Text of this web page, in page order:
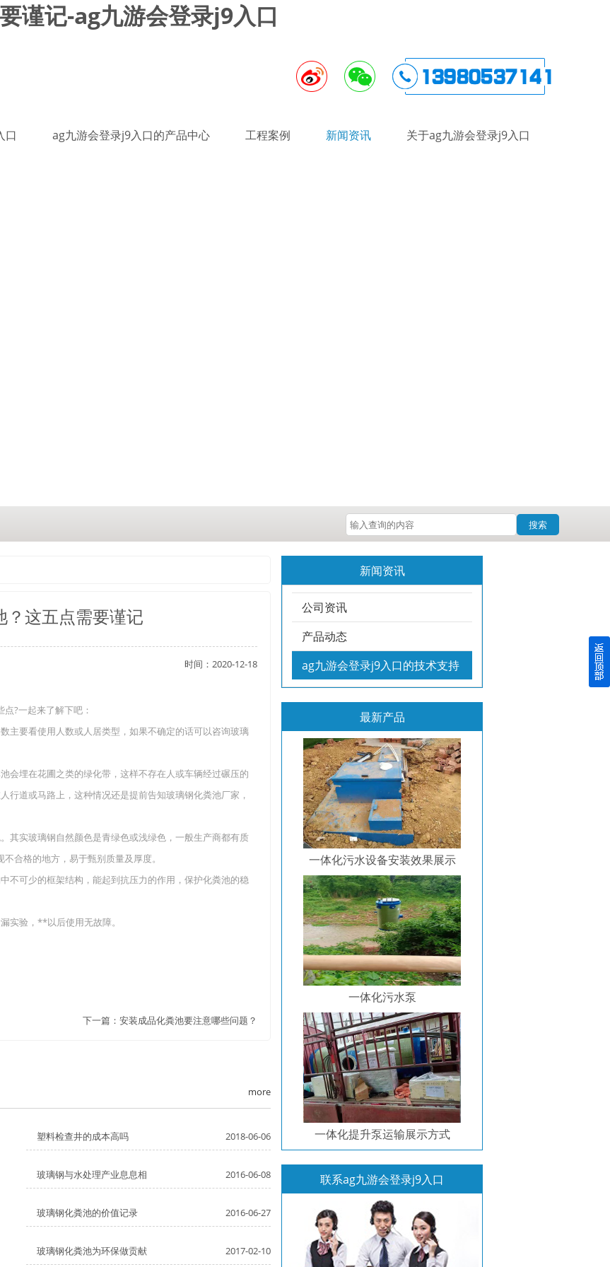
谨记-ag九游会登录j9入口
口 ag九游会登录j9入口的产品中心 工程案例 新闻资讯 关于ag九游会登录j9入口
因你都记住了吗？
搜索
？这五点需要谨记
时间：2020-12-18
?一起来了解下吧：
要看使用人数或人居类型，如果不确定的话可以咨询玻璃
埋在花圃之类的绿化带，这样不存在人或车辆经过碾压的
道或马路上，这种情况还是提前告知玻璃钢化粪池厂家，
实玻璃钢自然颜色是青绿色或浅绿色，一般生产商都有质
合格的地方，易于甄别质量及厚度。
可少的框架结构，能起到抗压力的作用，保护化粪池的稳
验，**以后使用无故障。
下一篇： 安装成品化粪池要注意哪些问题？
more
塑料检查井的成本高吗 2018-06-06
玻璃钢与水处理产业息息相 2016-06-08
玻璃钢化粪池的价值记录 2016-06-27
玻璃钢化粪池为环保做贡献 2017-02-10
新闻资讯
公司资讯
产品动态
ag九游会登录j9入口的技术支持
最新产品
一体化污水设备安装效果展示
一体化污水泵
一体化提升泵运输展示方式
联系ag九游会登录j9入口